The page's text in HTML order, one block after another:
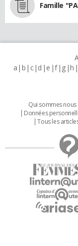
Famille
a b c d e f g h
Qui sommes nous
Données
Tous les